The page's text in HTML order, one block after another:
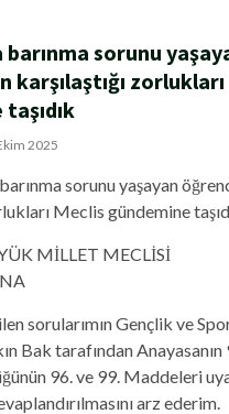
barınma sorunu
karşılaştığı
2025
sorunu yaşayan
Meclis gündemine
MİLLET MECLİSİ
sorularımın Gençlik ve
Bak tarafından Anayasanın
96. ve 99. Maddeleri
arz ederim.